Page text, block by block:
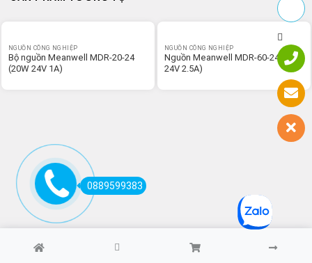
NGUỒN CÔNG NGHIỆP
Bộ nguồn Meanwell MDR-20-24
(20W 24V 1A)
NGUỒN CÔNG NGHIỆP
Nguồn Meanwell MDR-60-24 (60W
24V 2.5A)
Copyright 2026 © bvtech.com.vn
0889599383